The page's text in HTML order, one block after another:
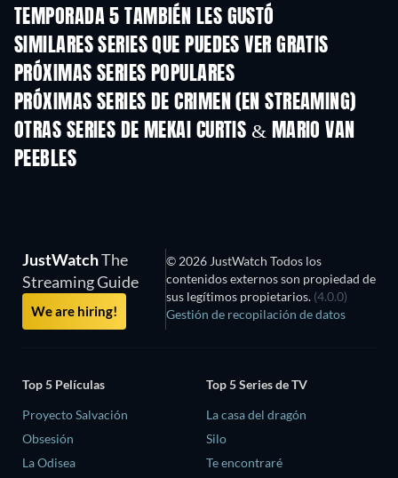
TEMPORADA 5 TAMBIÉN LES GUSTÓ
TV
SIMILARES SERIES QUE PUEDES VER GRATIS
TV TV
PRÓXIMAS SERIES POPULARES
TV
PRÓXIMAS SERIES DE CRIMEN (EN STREAMING)
Temporada 6 Temporada 2
OTRAS SERIES DE MEKAI CURTIS & MARIO VAN
PEEBLES
JustWatchThe
Streaming Guide
We are hiring!
© 2026 JustWatch Todos los
contenidos externos son propiedad de
sus legítimos propietarios. (4.0.0)
Gestión de recopilación de datos
Top 5 Películas
Proyecto Salvación
Obsesión
La Odisea
Top 5 Series de TV
La casa del dragón
Silo
Te encontraré